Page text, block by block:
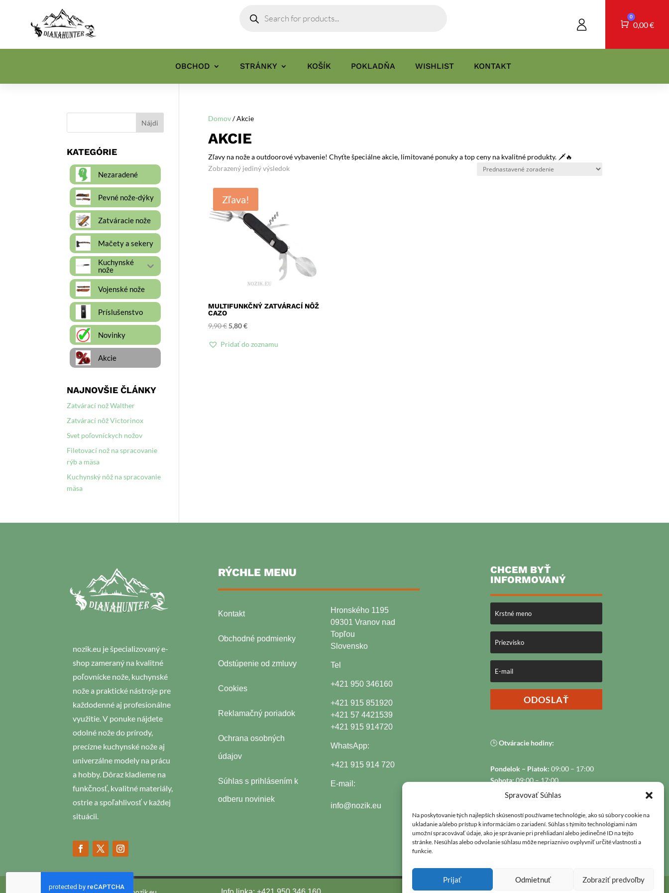
Spravovať Súhlas
Na poskytovanie tých najlepších skúseností používame technológie, ako sú súbory cookie na
ukladanie a/alebo prístup k informáciám o zariadení. Súhlas s týmito technológiami nám
umožní spracovávať údaje, ako je správanie pri prehliadaní alebo jedinečné ID na tejto
stránke. Nesúhlas alebo odvolanie súhlasu môže nepriaznivo ovplyvniť určité vlastnosti a
funkcie.
Prijať Odmietnuť Zobraziť predvoľby
search
Košík
0
0,00€
OBCHOD STRÁNKY KOŠÍK POKLADŇA WISHLIST KONTAKT
Domov/ Akcie
AKCIE
Zľavy na nože a outdoorové vybavenie! Chyťte špeciálne akcie, limitované ponuky a top ceny na kvalitné produkty. 🗡️🔥
Zobrazený jediný výsledok
Zľava!
MULTIFUNKČNÝ ZATVÁRACÍ NÔŽ
CAZO
9,90€Pôvodná
bola:
5,80€Aktuálna
je:
Pridať do zoznamu
KATEGÓRIE
Nezaradené
Pevné nože-dýky
Zatváracie nože
Mačety a sekery
Kuchynské
nože
Vojenské nože
Príslušenstvo
Novinky
Akcie
NAJNOVŠIE ČLÁNKY
Zatvárací nož Walther
Zatvárací nôž Victorinox
Svet poľovníckych nožov
Filetovací nož na spracovanie
rýb a mäsa
Kuchynský nôž na spracovanie
mäsa
nozik.eu je špecializovaný e-
shop zameraný na kvalitné
poľovnícke nože, kuchynské
nože a praktické nástroje pre
každodenné aj profesionálne
využitie. V ponuke nájdete
odolné nože do prírody,
precízne kuchynské nože aj
univerzálne modely na prácu
a hobby. Dôraz kladieme na
funkčnosť, kvalitné materiály,
ostrie a spoľahlivosť v každej
situácii.
RÝCHLE MENU
Kontakt
Obchodné podmienky
Odstúpenie od zmluvy
Cookies
Reklamačný poriadok
Ochrana osobných
údajov
Súhlas s prihlásením k
odberu noviniek
Hronského 1195
09301 Vranov nad
Topľou
Slovensko
Tel
+421 950 346160
+421 915 851920
+421 57 4421539
+421 915 914720
WhatsApp:
+421 915 914 720
E-mail:
info@nozik.eu
CHCEM BYŤ
INFORMOVANÝ
ODOSLAŤ
🕒Otváracie hodiny:
Pondelok – Piatok:09:00 – 17:00
Sobota:09:00 – 17:00
Nedeľa: Zatvorené